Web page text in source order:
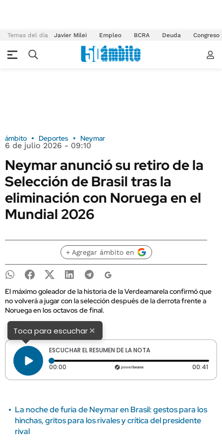
Temas del día Javier Milei Empleo BCRA Deuda Congreso
ámbito Deportes Neymar
6 de julio 2026 - 09:10
Neymar anunció su retiro de la
Selección de Brasil tras la
eliminación con Noruega en el
Mundial 2026
+ Agregar ámbito en
El máximo goleador de la historia de la Verdeamarela confirmó que
no volverá a jugar con la selección después de la derrota frente a
Noruega en los octavos de final.
Toca para escuchar×
ESCUCHAR EL RESUMEN DE LA NOTA
00:00 Tiempo transcurrido: 0 segundos 00:41
La noche de furia de Neymar en Brasil: gestos para los
hinchas, gritos para los rivales y crítica del presidente
rival